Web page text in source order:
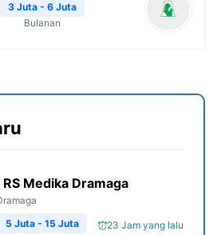
3 Juta - 6 Juta
Bulanan
Medika Dramaga
23 Jam yang lalu
5 Juta - 15 Juta